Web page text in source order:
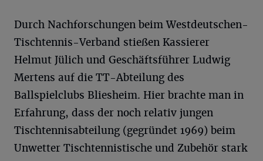
Durch Nachforschungen beim Westdeutschen-
Tischtennis-Verband stießen Kassierer
Helmut Jülich und Geschäftsführer Ludwig
Mertens auf die TT-Abteilung des
Ballspielclubs Bliesheim. Hier brachte man in
Erfahrung, dass der noch relativ jungen
Tischtennisabteilung (gegründet 1969) beim
Unwetter Tischtennistische und Zubehör stark